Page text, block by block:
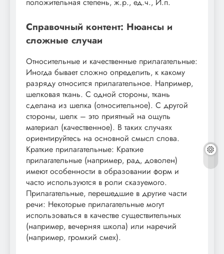
Справочный контент: Нюансы и
сложные случаи
Относительные и качественные прилагательные:
Иногда бывает сложно определить‚ к какому
разряду относится прилагательное. Например‚
шелковая ткань. С одной стороны‚ ткань
сделана из шелка (относительное). С другой
стороны‚ шелк – это приятный на ощупь
материал (качественное). В таких случаях
ориентируйтесь на основной смысл слова.
Краткие прилагательные: Краткие
прилагательные (например‚ рад‚ доволен)
имеют особенности в образовании форм и
часто используются в роли сказуемого.
Прилагательные‚ перешедшие в другие части
речи: Некоторые прилагательные могут
использоваться в качестве существительных
(например‚ вечерняя школа) или наречий
(например‚ громкий смех).